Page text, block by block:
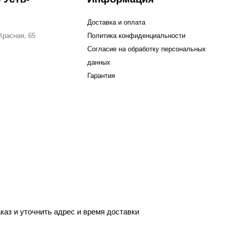
65
Доставка и оплата
Политика конфиденциальности
Согласие на обработку персональных
данных
Гарантия
и уточнить адрес и время доставки